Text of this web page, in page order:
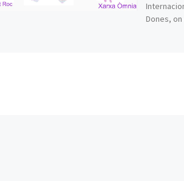
Dones,